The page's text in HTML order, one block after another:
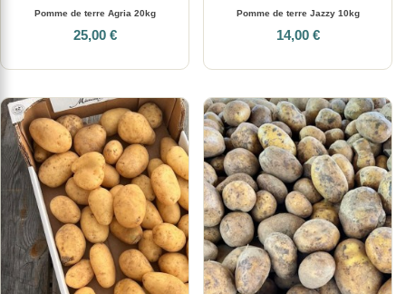
Pomme de terre Agria 20kg
25,00 €
Pomme de terre Jazzy 10kg
14,00 €